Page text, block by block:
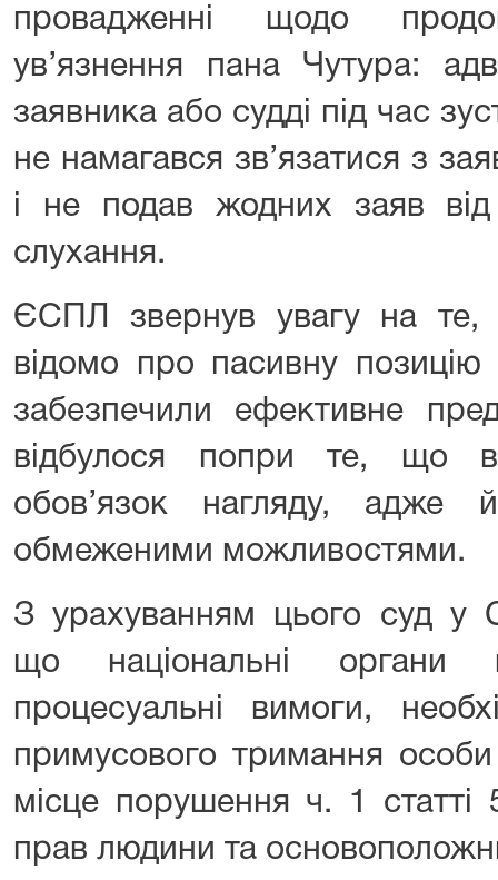
провадженні щодо
ув’язнення пана Чутура:
заявника або судді під час
не намагався зв’язатися з
і не подав жодних заяв від
слухання.
ЄСПЛ звернув увагу на
відомо про пасивну
забезпечили ефективне
відбулося попри те, що
обов’язок нагляду,
обмеженими можливостями.
З урахуванням цього суд у
що національні органи
процесуальні вимоги,
примусового тримання
місце порушення ч. 1 статті
прав людини та